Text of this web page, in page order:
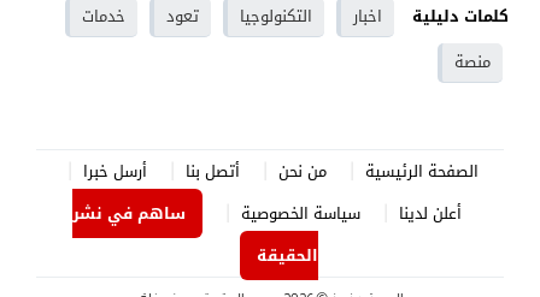
كلمات دليلية
اخبار التكنولوجيا تعود
خدمات
منصة
الصفحة الرئيسية من نحن أتصل بنا
أرسل خبرا
أعلن لدينا
سياسة الخصوصية
ساهم في نشر
الحقيقة